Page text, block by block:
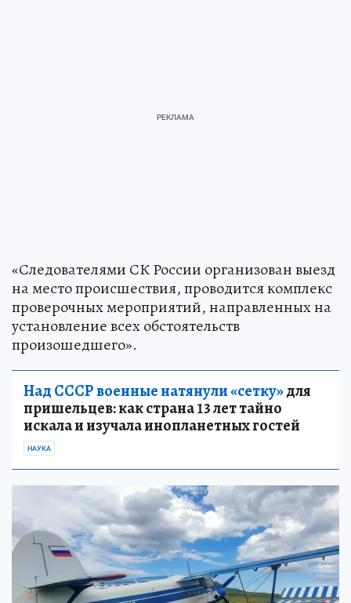
«Следователями СК России организован выезд
на место происшествия, проводится комплекс
проверочных мероприятий, направленных на
установление всех обстоятельств
произошедшего».
Над СССР военные натянули «сетку»для
пришельцев: как страна 13 лет тайно
искала и изучала инопланетных гостей
НАУКА